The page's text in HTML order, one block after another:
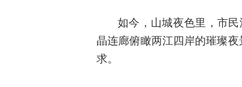
如今，山城夜色里，市
晶连廊俯瞰两江四岸的璀璨
求。